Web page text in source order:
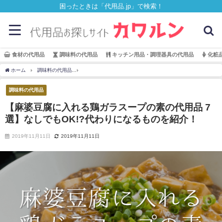
困ったときは「代用品.jp」で検索！
食材の代用品 調味料の代用品 キッチン用品・調理器具の代用品 化粧
ホーム 調味料の代用品
調味料の代用品
【麻婆豆腐に入れる鶏ガラスープの素の代用品 7
選】なしでもOK!?代わりになるものを紹介！
2019年11月11日 2019年11月11日